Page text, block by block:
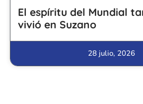
El espíritu del Mundial
vivió en Suzano
28 julio, 2026